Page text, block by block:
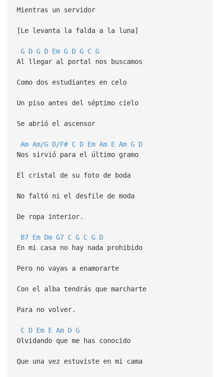
Mientras un servidor
[Le levanta la falda a la luna]
G D G D Em G D G C G
Al llegar al portal nos buscamos
Como dos estudiantes en celo
Un piso antes del séptimo cielo
Se abrió el ascensor
Am Am/G D/F# C D Em Am E Am G D
Nos sirvió para el último gramo
El cristal de su foto de boda
No faltó ni el desfile de moda
De ropa interior.
B7 Em Dm G7 C G C G D
En mi casa no hay nada prohibido
Pero no vayas a enamorarte
Con el alba tendrás que marcharte
Para no volver.
C D Em E Am D G
Olvidando que me has conocido
Que una vez estuviste en mi cama